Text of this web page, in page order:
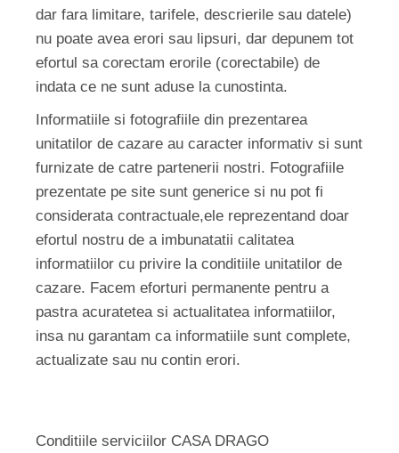
dar fara limitare, tarifele, descrierile sau datele)
nu poate avea erori sau lipsuri, dar depunem tot
efortul sa corectam erorile (corectabile) de
indata ce ne sunt aduse la cunostinta.
Informatiile si fotografiile din prezentarea
unitatilor de cazare au caracter informativ si sunt
furnizate de catre partenerii nostri. Fotografiile
prezentate pe site sunt generice si nu pot fi
considerata contractuale,ele reprezentand doar
efortul nostru de a imbunatatii calitatea
informatiilor cu privire la conditiile unitatilor de
cazare. Facem eforturi permanente pentru a
pastra acuratetea si actualitatea informatiilor,
insa nu garantam ca informatiile sunt complete,
actualizate sau nu contin erori.
Conditiile serviciilor CASA DRAGO